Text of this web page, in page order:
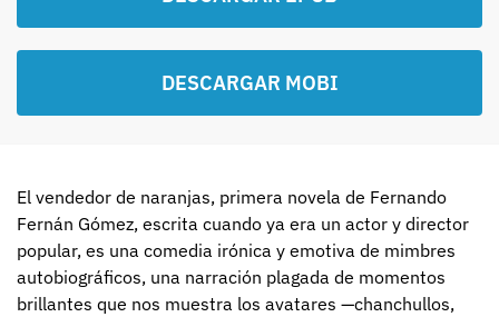
DESCARGAR MOBI
El vendedor de naranjas, primera novela de Fernando
Fernán Gómez, escrita cuando ya era un actor y director
popular, es una comedia irónica y emotiva de mimbres
autobiográficos, una narración plagada de momentos
brillantes que nos muestra los avatares —chanchullos,